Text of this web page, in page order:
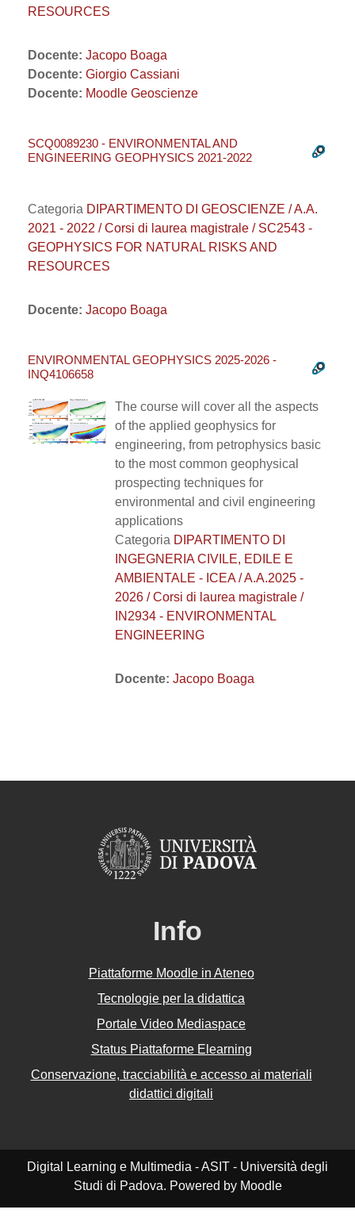
RESOURCES
Docente: Jacopo Boaga
Docente: Giorgio Cassiani
Docente: Moodle Geoscienze
SCQ0089230 - ENVIRONMENTAL AND
ENGINEERING GEOPHYSICS 2021-2022
Categoria DIPARTIMENTO DI GEOSCIENZE / A.A.
2021 - 2022 / Corsi di laurea magistrale / SC2543 -
GEOPHYSICS FOR NATURAL RISKS AND
RESOURCES
Docente: Jacopo Boaga
ENVIRONMENTAL GEOPHYSICS 2025-2026 -
INQ4106658
The course will cover all the aspects
of the applied geophysics for
engineering, from petrophysics basic
to the most common geophysical
prospecting techniques for
environmental and civil engineering
applications
Categoria DIPARTIMENTO DI
INGEGNERIA CIVILE, EDILE E
AMBIENTALE - ICEA / A.A.2025 -
2026 / Corsi di laurea magistrale /
IN2934 - ENVIRONMENTAL
ENGINEERING
Docente: Jacopo Boaga
Info
Piattaforme Moodle in Ateneo
Tecnologie per la didattica
Portale Video Mediaspace
Status Piattaforme Elearning
Conservazione, tracciabilità e accesso ai materiali
didattici digitali
Digital Learning e Multimedia - ASIT - Università degli
Studi di Padova. Powered by Moodle